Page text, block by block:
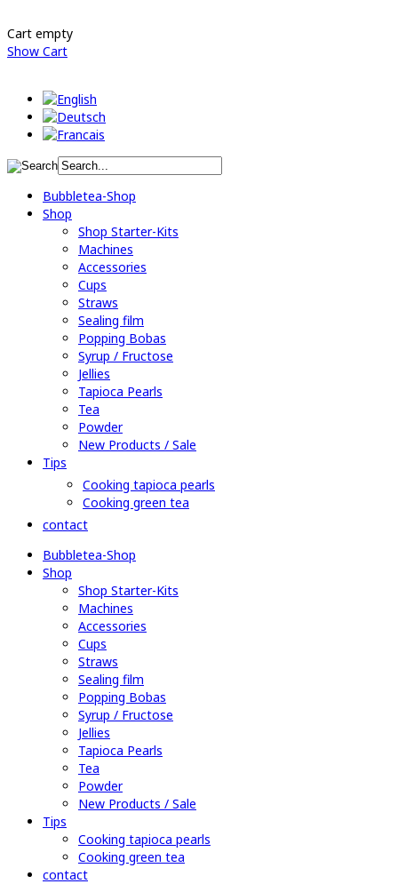
Cart empty
Show Cart
Bubbletea-Shop
Shop
Shop Starter-Kits
Machines
Accessories
Cups
Straws
Sealing film
Popping Bobas
Syrup / Fructose
Jellies
Tapioca Pearls
Tea
Powder
New Products / Sale
Tips
Cooking tapioca pearls
Cooking green tea
contact
Bubbletea-Shop
Shop
Shop Starter-Kits
Machines
Accessories
Cups
Straws
Sealing film
Popping Bobas
Syrup / Fructose
Jellies
Tapioca Pearls
Tea
Powder
New Products / Sale
Tips
Cooking tapioca pearls
Cooking green tea
contact